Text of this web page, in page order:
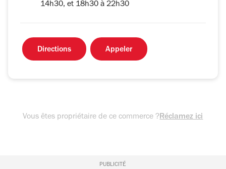
14h30, et 18h30 à 22h30
Directions Appeler
Vous êtes propriétaire de ce commerce ?Réclamez ici
PUBLICITÉ